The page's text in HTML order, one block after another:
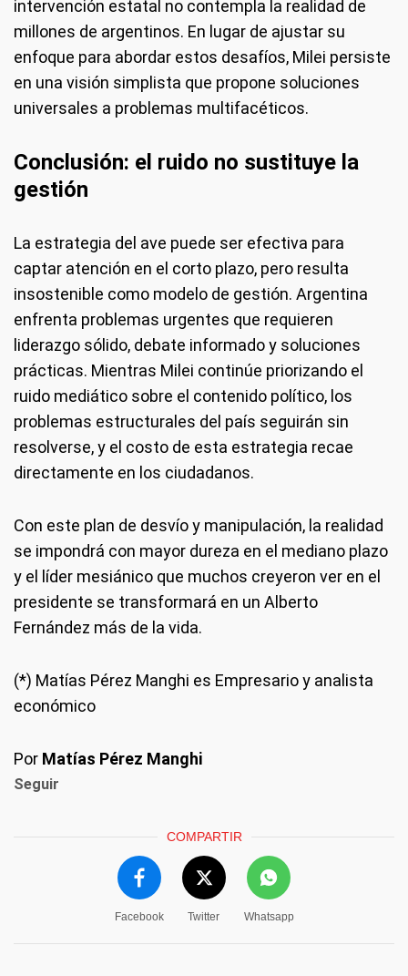
intervención estatal no contempla la realidad de
millones de argentinos. En lugar de ajustar su
enfoque para abordar estos desafíos, Milei persiste
en una visión simplista que propone soluciones
universales a problemas multifacéticos.
Conclusión: el ruido no sustituye la
gestión
La estrategia del ave puede ser efectiva para
captar atención en el corto plazo, pero resulta
insostenible como modelo de gestión. Argentina
enfrenta problemas urgentes que requieren
liderazgo sólido, debate informado y soluciones
prácticas. Mientras Milei continúe priorizando el
ruido mediático sobre el contenido político, los
problemas estructurales del país seguirán sin
resolverse, y el costo de esta estrategia recae
directamente en los ciudadanos.
Con este plan de desvío y manipulación, la realidad
se impondrá con mayor dureza en el mediano plazo
y el líder mesiánico que muchos creyeron ver en el
presidente se transformará en un Alberto
Fernández más de la vida.
(*) Matías Pérez Manghi es Empresario y analista
económico
Por Matías Pérez Manghi
Seguir
COMPARTIR
Facebook Twitter Whatsapp